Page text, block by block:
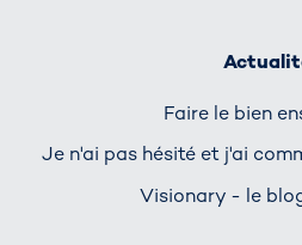
Faire le bien
Je n'ai pas hésité et j'ai
Visionary - le